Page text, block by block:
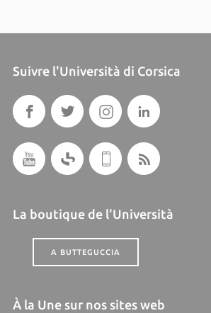
Suivre l'Università di Corsica
La boutique de l'Università
A BUTTEGUCCIA
À la Une sur nos sites web